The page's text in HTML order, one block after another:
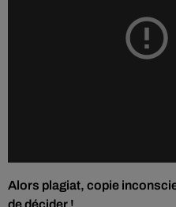
Alors plagiat, copie
de décider !